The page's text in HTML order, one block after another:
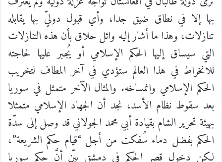
بها إلا في نطاق ضيق جدا، وأي قبول دوليّ بها يقابله
تنازلات، وهذا ما أشار إليه وائل حلاق بأن هذه التنازلات
التي سيساق إليها الحكم الإسلامي أو يُجبر عليها لحاجته
للانخراط في هذا العالم ستؤدي في آخر المطاف لتخريب
الحكم الإسلامي وانمساخه. والمثال الآخر متمثل في سوريا
بعد سقوط نظام الأسد، نجد أن الجهاد الإسلامي متمثلا
بهيئة تحرير الشام بقيادة أبي محمد الجولاني قد وصل إلى سدّة
الحكم بفضل دماء سُفكت من أجل “قيام حكم الشريعة”،
لكن دخول قصر الحكم في دمشق بيّن أنَّ حكم سوريا